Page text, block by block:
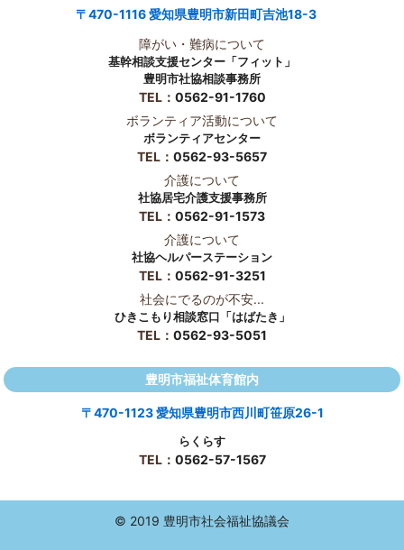
〒470-1116 愛知県豊明市新田町吉池18-3
障がい・難病について
基幹相談支援センター「フィット」
豊明市社協相談事務所
TEL： 0562-91-1760
ボランティア活動について
ボランティアセンター
TEL： 0562-93-5657
介護について
社協居宅介護支援事務所
TEL： 0562-91-1573
介護について
社協ヘルパーステーション
TEL： 0562-91-3251
社会にでるのが不安...
ひきこもり相談窓口「はばたき」
TEL： 0562-93-5051
豊明市福祉体育館内
〒470-1123 愛知県豊明市西川町笹原26-1
らくらす
TEL： 0562-57-1567
© 2019 豊明市社会福祉協議会